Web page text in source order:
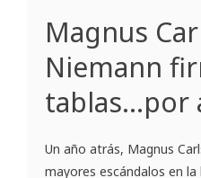
Magnus
Niemann
tablas…por
Un año atrás, Magnus
mayores escándalos en